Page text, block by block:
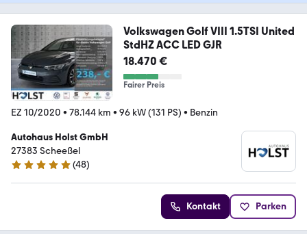
Volkswagen Golf VIII 1.5TSI United
StdHZ ACC LED GJR
18.470 €
Fairer Preis
EZ 10/2020 • 78.144 km • 96 kW (131 PS) • Benzin
Autohaus Holst GmbH
27383 Scheeßel
5 Sterne
(48)
Kontakt Parken